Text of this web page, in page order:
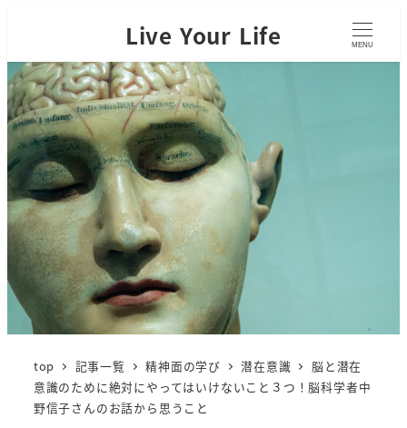
Live Your Life MENU
top 記事一覧 精神面の学び 潜在意識
脳と潜在
意識のために絶対にやってはいけないこと３つ！脳科学者中
野信子さんのお話から思うこと